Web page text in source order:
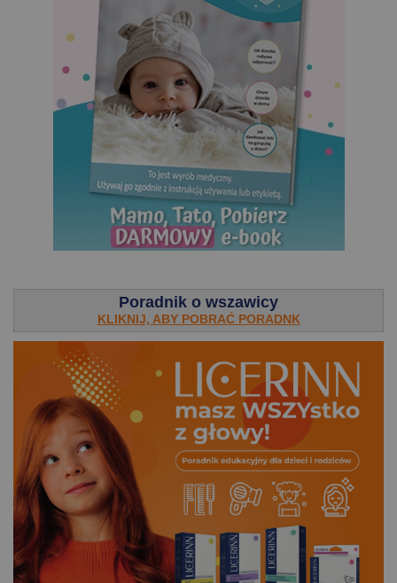
Poradnik o wszawicy
KLIKNIJ, ABY POBRAĆ PORADNK